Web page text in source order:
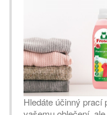
Hledáte účinný prací